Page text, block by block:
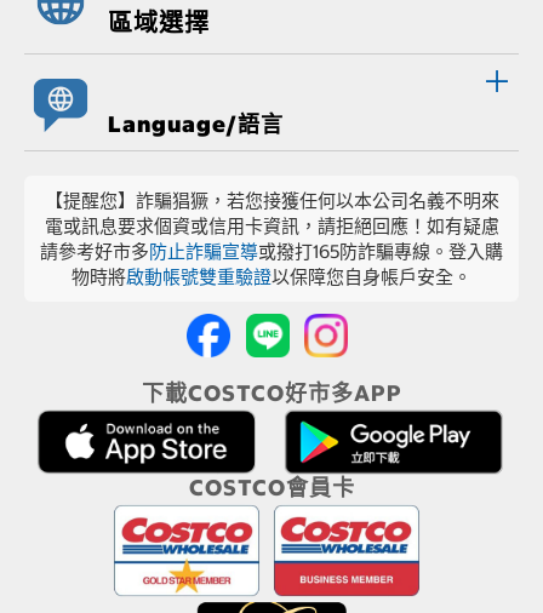
區域選擇
Language/語言
【提醒您】詐騙猖獗，若您接獲任何以本公司名義不明來
電或訊息要求個資或信用卡資訊，請拒絕回應！如有疑慮
請參考好市多防止詐騙宣導或撥打165防詐騙專線。登入購
物時將啟動帳號雙重驗證以保障您自身帳戶安全。
下載COSTCO好市多APP
COSTCO會員卡